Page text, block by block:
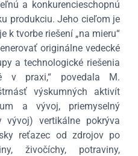
a konkurencieschopnú
produkciu. Jeho cieľom je
k tvorbe riešení „na mieru“
originálne vedecké
a technologické riešenia
v praxi,“ povedala M.
výskumných aktivít
a vývoj, priemyselný
vývoj) vertikálne pokrýva
reťazec od zdrojov po
živočíchy, potraviny,